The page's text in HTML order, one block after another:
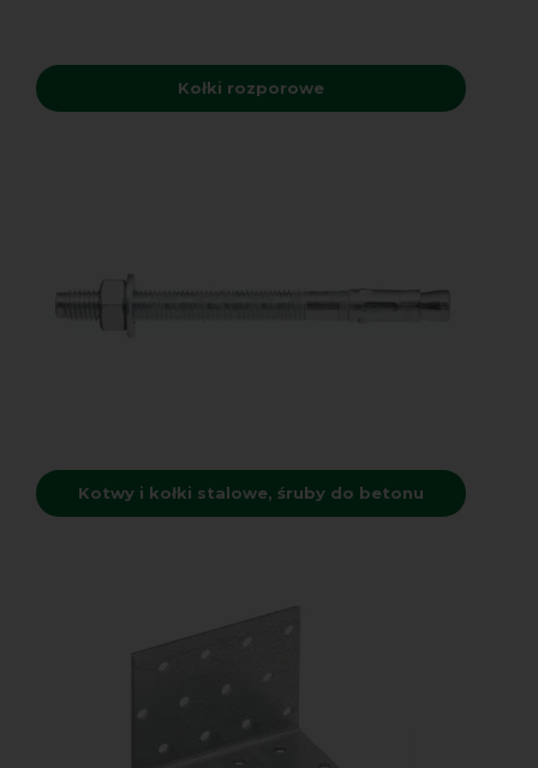
Kołki rozporowe
Kotwy i kołki stalowe, śruby do betonu